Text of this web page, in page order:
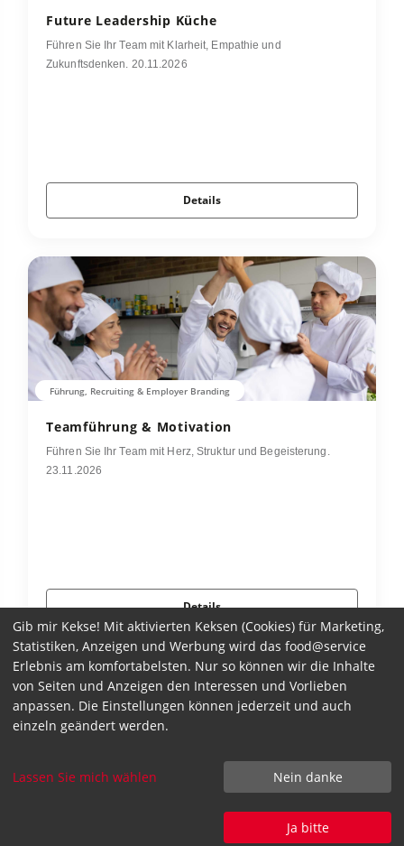
Future Leadership Küche
Führen Sie Ihr Team mit Klarheit, Empathie und
Zukunftsdenken. 20.11.2026
Details
Führung, Recruiting & Employer Branding
Teamführung & Motivation
Führen Sie Ihr Team mit Herz, Struktur und Begeisterung.
23.11.2026
Details
Gib mir Kekse! Mit aktivierten Keksen (Cookies) für Marketing,
Statistiken, Anzeigen und Werbung wird das food@service
Erlebnis am komfortabelsten. Nur so können wir die Inhalte
von Seiten und Anzeigen den Interessen und Vorlieben
anpassen. Die Einstellungen können jederzeit und auch
einzeln geändert werden.
Lassen Sie mich wählen Nein danke
Ja bitte